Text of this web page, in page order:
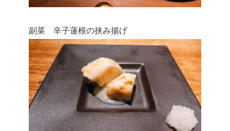
副菜 辛子蓮根の挟み揚げ